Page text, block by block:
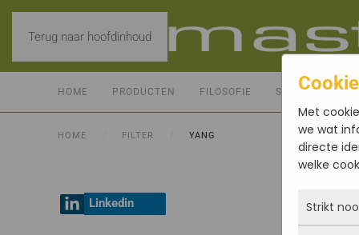
Terug naar hoofdinhoud
HOME PRODUCTEN FILOSOFIE SERVICE
HOME FILTER YANG
Linkedin
Met
we wat
directe
welke
Strikt